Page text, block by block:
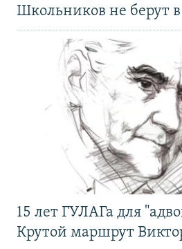
Школьников не берут
15 лет ГУЛАГа для
Крутой маршрут